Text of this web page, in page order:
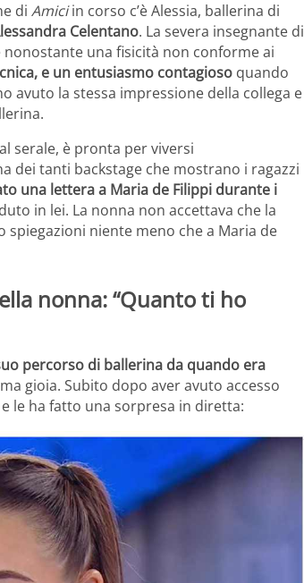
di Amiciin corso c’è Alessia, ballerina di
Celentano. La severa insegnante di
una fisicità non conforme ai
e un entusiasmo contagioso quando
avuto la stessa impressione della collega e
serale, è pronta per viversi
dei tanti backstage che mostrano i ragazzi
una lettera a Maria de Filippi durante i
in lei. La nonna non accettava che la
niente meno che a Maria de
nonna: “Quanto ti ho
percorso di ballerina da quando era
gioia. Subito dopo aver avuto accesso
le ha fatto una sorpresa in diretta: